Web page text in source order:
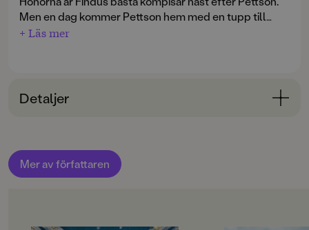
Men en dag kommer Pettson hem med en tupp till
hönorna.
+ Läs mer
Detaljer
ORIGINALSPRÅK
Svenska
Mer av författaren